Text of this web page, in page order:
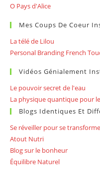
O Pays d'Alice
Mes Coups De Coeur
La télé de Lilou
Personal Branding French
Vidéos Génialement
Le pouvoir secret de l'eau
La physique quantique pour
Blogs Identiques Et
Se réveiller pour se
Atout Nutri
Blog sur le bonheur
Équilibre Naturel